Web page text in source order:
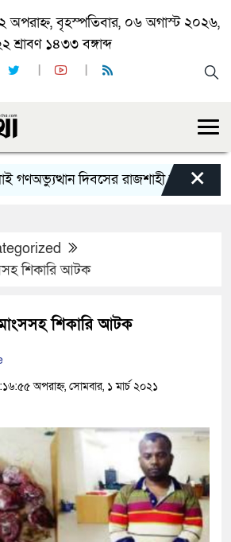
অপরাহ্ন, বৃহস্পতিবার, ০৬ অগাস্ট ২০২৬,
শ্রাবণ ১৪৩৩ বঙ্গাব্দ
দিবসের রাজশাহী মহানগর×
শিকারি আটক
শিকারি আটক
অপরাহ্ন, সোমবার, ১ মার্চ ২০২১